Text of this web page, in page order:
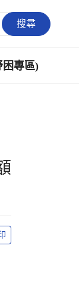
搜尋
困專區)